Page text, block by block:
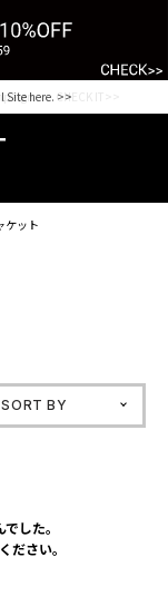
Site here. >>CHECK IT>>
ケット
SORT BY
した。
ださい。